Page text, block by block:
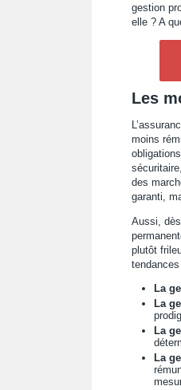
gestion
elle ? A
Les
moins
des
garanti,
Aussi,
plutôt
La
La
La
La